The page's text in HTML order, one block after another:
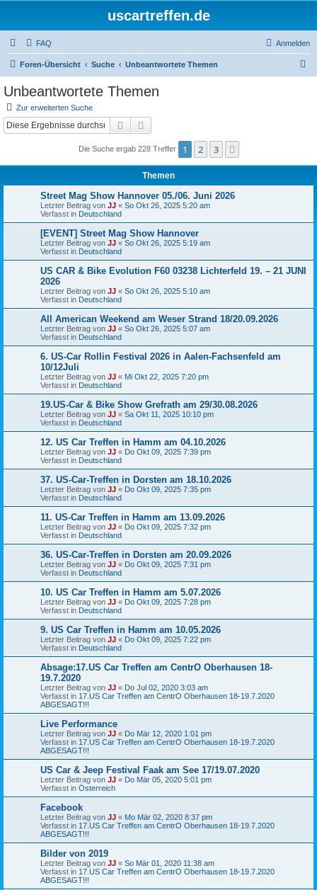
uscartreffen.de
FAQ Anmelden
Foren-Übersicht Suche Unbeantwortete Themen
Unbeantwortete Themen
Zur erweiterten Suche
Suche
Die Suche ergab 228 Treffer 1 2 3
Themen
Street Mag Show Hannover 05./06. Juni 2026
Letzter Beitrag von JJ « So Okt 26, 2025 5:20 am
Verfasst in Deutschland
[EVENT] Street Mag Show Hannover
Letzter Beitrag von JJ « So Okt 26, 2025 5:19 am
Verfasst in Deutschland
US CAR & Bike Evolution F60 03238 Lichterfeld 19. – 21 JUNI
2026
Letzter Beitrag von JJ « So Okt 26, 2025 5:10 am
Verfasst in Deutschland
All American Weekend am Weser Strand 18/20.09.2026
Letzter Beitrag von JJ « So Okt 26, 2025 5:07 am
Verfasst in Deutschland
6. US-Car Rollin Festival 2026 in Aalen-Fachsenfeld am
10/12Juli
Letzter Beitrag von JJ « Mi Okt 22, 2025 7:20 pm
Verfasst in Deutschland
19.US-Car & Bike Show Grefrath am 29/30.08.2026
Letzter Beitrag von JJ « Sa Okt 11, 2025 10:10 pm
Verfasst in Deutschland
12. US Car Treffen in Hamm am 04.10.2026
Letzter Beitrag von JJ « Do Okt 09, 2025 7:39 pm
Verfasst in Deutschland
37. US-Car-Treffen in Dorsten am 18.10.2026
Letzter Beitrag von JJ « Do Okt 09, 2025 7:35 pm
Verfasst in Deutschland
11. US-Car Treffen in Hamm am 13.09.2026
Letzter Beitrag von JJ « Do Okt 09, 2025 7:32 pm
Verfasst in Deutschland
36. US-Car-Treffen in Dorsten am 20.09.2026
Letzter Beitrag von JJ « Do Okt 09, 2025 7:31 pm
Verfasst in Deutschland
10. US Car Treffen in Hamm am 5.07.2026
Letzter Beitrag von JJ « Do Okt 09, 2025 7:28 pm
Verfasst in Deutschland
9. US Car Treffen in Hamm am 10.05.2026
Letzter Beitrag von JJ « Do Okt 09, 2025 7:22 pm
Verfasst in Deutschland
Absage:17.US Car Treffen am CentrO Oberhausen 18-
19.7.2020
Letzter Beitrag von JJ « Do Jul 02, 2020 3:03 am
Verfasst in 17.US Car Treffen am CentrO Oberhausen 18-19.7.2020
ABGESAGT!!!
Live Performance
Letzter Beitrag von JJ « Do Mär 12, 2020 1:01 pm
Verfasst in 17.US Car Treffen am CentrO Oberhausen 18-19.7.2020
ABGESAGT!!!
US Car & Jeep Festival Faak am See 17/19.07.2020
Letzter Beitrag von JJ « Do Mär 05, 2020 5:01 pm
Verfasst in Österreich
Facebook
Letzter Beitrag von JJ « Mo Mär 02, 2020 8:37 pm
Verfasst in 17.US Car Treffen am CentrO Oberhausen 18-19.7.2020
ABGESAGT!!!
Bilder von 2019
Letzter Beitrag von JJ « So Mär 01, 2020 11:38 am
Verfasst in 17.US Car Treffen am CentrO Oberhausen 18-19.7.2020
ABGESAGT!!!